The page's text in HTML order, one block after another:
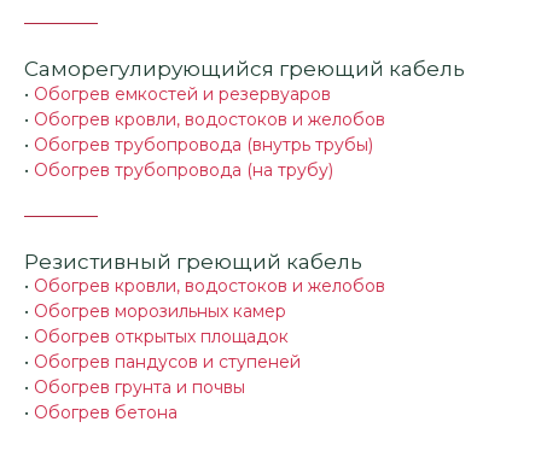
Саморегулирующийся греющий кабель
• Обогрев емкостей и резервуаров
• Обогрев кровли, водостоков и желобов
• Обогрев трубопровода (внутрь трубы)
• Обогрев трубопровода (на трубу)
Резистивный греющий кабель
• Обогрев кровли, водостоков и желобов
• Обогрев морозильных камер
• Обогрев открытых площадок
• Обогрев пандусов и ступеней
• Обогрев грунта и почвы
• Обогрев бетона